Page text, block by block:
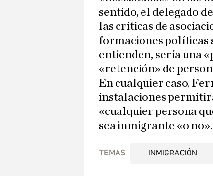
sentido, el delegado
las críticas de
formaciones políticas
entienden, sería una
«retención» de
En cualquier caso,
instalaciones
«cualquier persona
sea inmigrante «o no».
TEMAS INMIGRACIÓN